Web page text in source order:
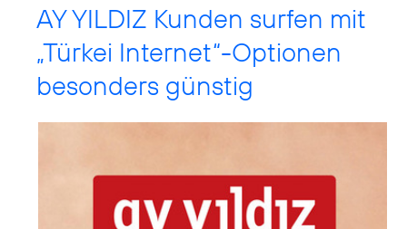
AY YILDIZ Kunden surfen mit
„Türkei Internet“-Optionen
besonders günstig